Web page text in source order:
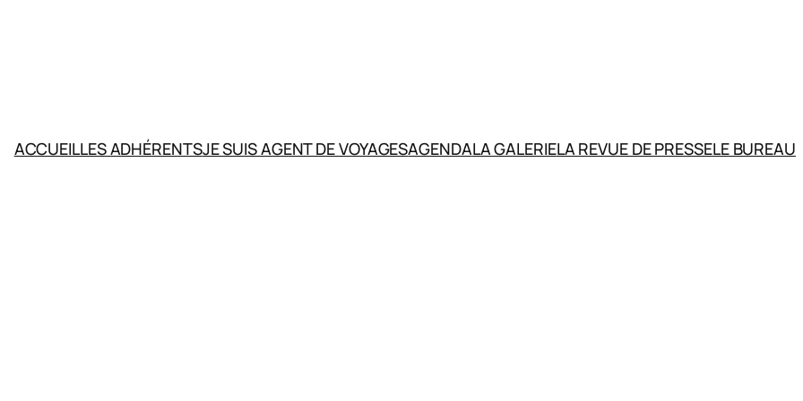
ACCUEILLES ADHÉRENTSJE SUIS AGENT DE VOYAGESAGENDALA GALERIELA REVUE DE PRESSELE BUREAU